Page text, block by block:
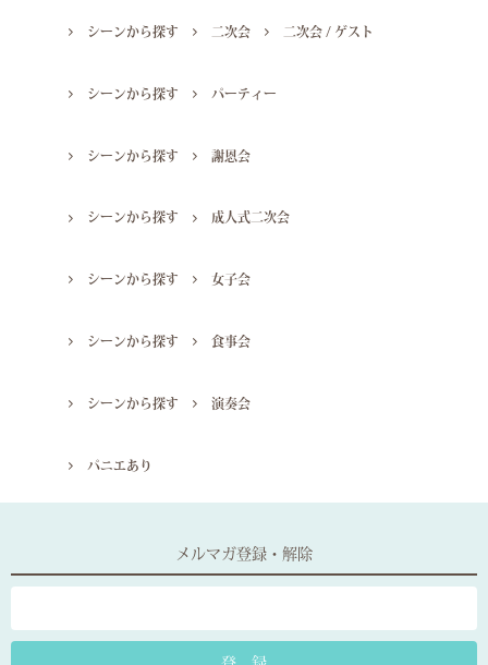
シーンから探す 二次会 二次会 / ゲスト
シーンから探す パーティー
シーンから探す 謝恩会
シーンから探す 成人式二次会
シーンから探す 女子会
シーンから探す 食事会
シーンから探す 演奏会
パニエあり
メルマガ登録・解除